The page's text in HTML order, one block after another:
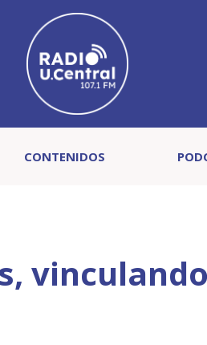
CONTENIDOS